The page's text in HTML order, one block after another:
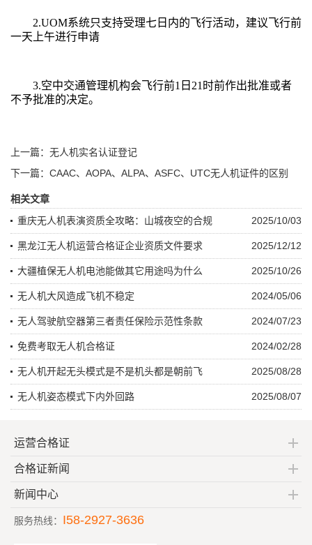
2.UOM系统只支持受理七日内的飞行活动，建议飞行前
一天上午进行申请
3.空中交通管理机构会飞行前1日21时前作出批准或者
不予批准的决定。
上一篇：无人机实名认证登记
下一篇：CAAC、AOPA、ALPA、ASFC、UTC无人机证件的区别
相关文章
2025/10/03
重庆无人机表演资质全攻略：山城夜空的合规
2025/12/12
黑龙江无人机运营合格证企业资质文件要求
2025/10/26
大疆植保无人机电池能做其它用途吗为什么
2024/05/06
无人机大风造成飞机不稳定
2024/07/23
无人驾驶航空器第三者责任保险示范性条款
2024/02/28
免费考取无人机合格证
2025/08/28
无人机开起无头模式是不是机头都是朝前飞
2025/08/07
无人机姿态模式下内外回路
运营合格证
合格证新闻
新闻中心
服务热线： I58-2927-3636